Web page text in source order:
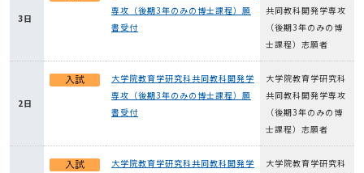
3日
専攻（後期3年のみの博士課程）願
書受付
共同教科開発学専攻
（後期3年のみの博
士課程）志願者
2日
大学院教育学研究科共同教科開発学
専攻（後期3年のみの博士課程）願
書受付
大学院教育学研究科
共同教科開発学専攻
（後期3年のみの博
士課程）志願者
大学院教育学研究科共同教科開発学
大学院教育学研究科